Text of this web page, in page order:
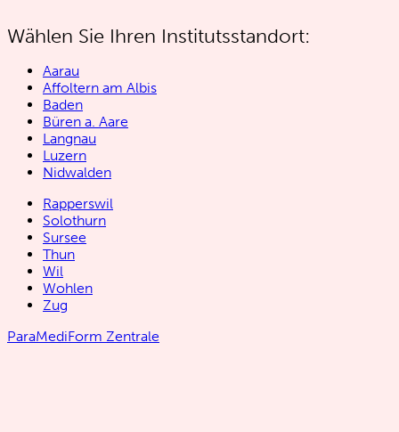
Wählen Sie Ihren Institutsstandort:
Aarau
Affoltern am Albis
Baden
Büren a. Aare
Langnau
Luzern
Nidwalden
Rapperswil
Solothurn
Sursee
Thun
Wil
Wohlen
Zug
ParaMediForm Zentrale